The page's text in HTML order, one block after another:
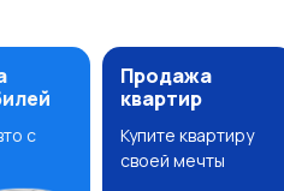
с
Продажа
квартир
Купите квартиру
своей мечты